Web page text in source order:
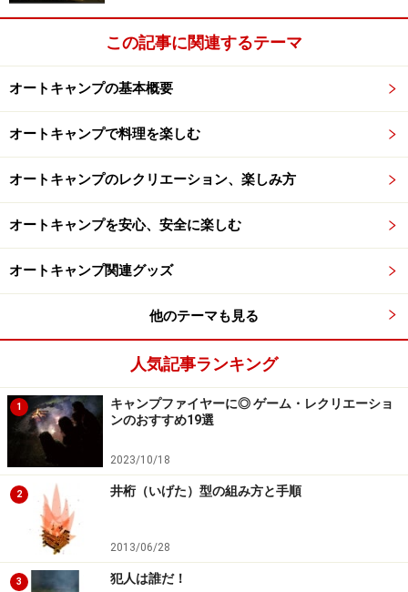
誤ってツキヨタケを食べると、食後30分から数時間で嘔
あります。同じく食用のシイタケやムキタケも同じよう
な時期に同じ場所に混成するため、誤食が後を絶ちませ
ん。キノコによる食中毒のうち年間約3割がこのツキヨ
タケによるもの。
一般的に、ツキヨタケの特徴としてキノコを割ったとき
われますが、これも素人にわかりやすい判別基準とは言
えません（他にもひだの色、傘の色、幹の長さなどの違
いもある）。かなりベテランのキノコハンターでもヒラ
タケやムキタケはツキヨタケと見分けがつきにくいの
で、みつけても採らないという人もいるほどなのです。
ドクツルタケと並ぶ猛毒のシロタマゴテングタケなど
このほか誤食が多いキノコとしてクサウラベニタケ（別
名「名人泣かせ」と呼ばれるほど、食用のウラベニホテ
イシメジやハタケシメジ、ホンシメジ等と似ており判別
が難しい。中毒症状は食後10分から数時間で神経系、消
この記事に関連するテーマ
オートキャンプの基本概要
オートキャンプで料理を楽しむ
オートキャンプのレクリエーション、楽しみ方
オートキャンプを安心、安全に楽しむ
オートキャンプ関連グッズ
他のテーマも見る
人気記事ランキング
1
キャンプファイヤーに◎ ゲーム・レクリエーショ
ンのおすすめ19選
2023/10/18
2 井桁（いげた）型の組み方と手順
2013/06/28
3 犯人は誰だ！